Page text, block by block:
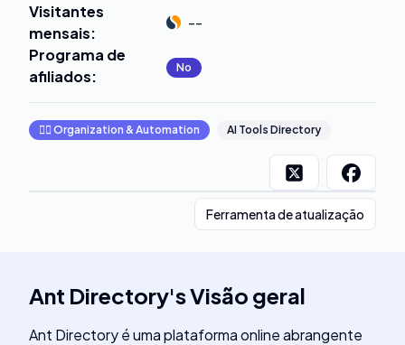
Visitantes
mensais:
--
Programa de
afiliados: No
🧞‍♂️ Organization & Automation AI Tools Directory
Ferramenta de atualização
Ant Directory'sVisão geral
Ant Directory é uma plataforma online abrangente